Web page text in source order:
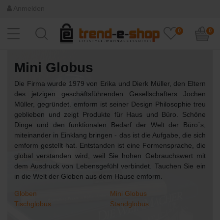
0 0
Mini Globus
Die Firma wurde 1979 von Erika und Dierk Müller, den Eltern
des jetzigen geschäftsführenden Gesellschafters Jochen
Müller, gegründet. emform ist seiner Design Philosophie treu
geblieben und zeigt Produkte für Haus und Büro. Schöne
Dinge und den funktionalen Bedarf der Welt der Büro´s,
miteinander in Einklang bringen - das ist die Aufgabe, die sich
emform gestellt hat. Entstanden ist eine Formensprache, die
global verstanden wird, weil Sie hohen Gebrauchswert mit
dem Ausdruck von Lebensgefühl verbindet. Tauchen Sie ein
in die Welt der Globen aus dem Hause emform.
Globen
Mini Globus
Tischglobus
Standglobus